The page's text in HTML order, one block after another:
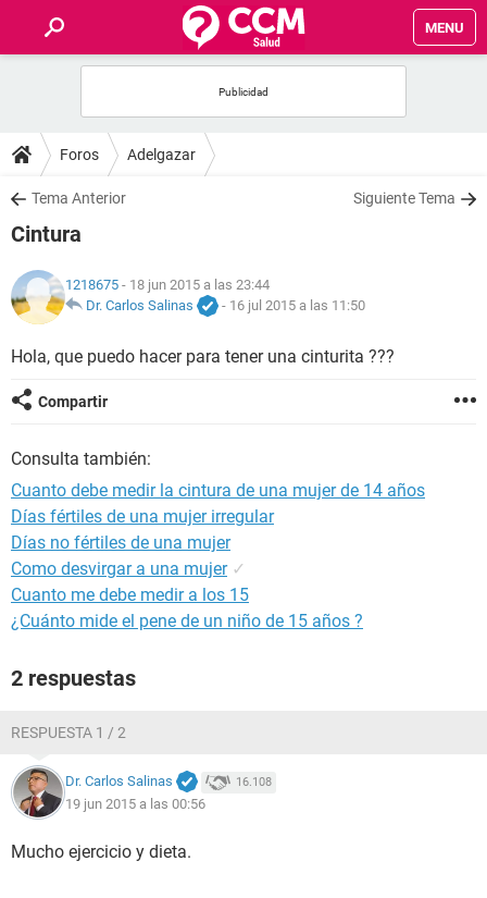
MENU
FOROS
SALUD
NUTRICIÓN
BIENESTAR
SEXUALIDAD
Foros Adelgazar
Tema Anterior Siguiente Tema
Cintura
1218675 - 18 jun 2015 a las 23:44
Dr. Carlos Salinas
- 16 jul 2015 a las 11:50
Hola, que puedo hacer para tener una cinturita ???
Compartir
Consulta también:
Cuanto debe medir la cintura de una mujer de 14 años
Días fértiles de una mujer irregular
Días no fértiles de una mujer
Como desvirgar a una mujer ✓
Cuanto me debe medir a los 15
¿Cuánto mide el pene de un niño de 15 años ?
2 respuestas
RESPUESTA 1 / 2
Dr. Carlos Salinas 16.108
19 jun 2015 a las 00:56
Mucho ejercicio y dieta.